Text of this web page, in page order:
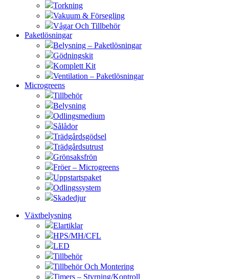
Torkning
Vakuum & Försegling
Vågar Och Tillbehör
Paketlösningar
Belysning – Paketlösningar
Gödningskit
Komplett Kit
Ventilation – Paketlösningar
Microgreens
Tillbehör
Belysning
Odlingsmedium
Sålådor
Trädgårdsgödsel
Trädgårdsutrust
Grönsaksfrön
Fröer – Microgreens
Uppstartspaket
Odlingssystem
Skadedjur
Växtbelysning
Elartiklar
HPS/MH/CFL
LED
Tillbehör
Tillbehör Och Montering
Timers – Styrning/Kontroll